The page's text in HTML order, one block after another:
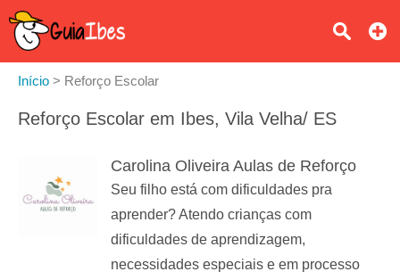
Início > Reforço Escolar
Reforço Escolar em Ibes, Vila Velha/ ES
Carolina Oliveira Aulas de Reforço
Seu filho está com dificuldades pra
aprender? Atendo crianças com
dificuldades de aprendizagem,
necessidades especiais e em processo